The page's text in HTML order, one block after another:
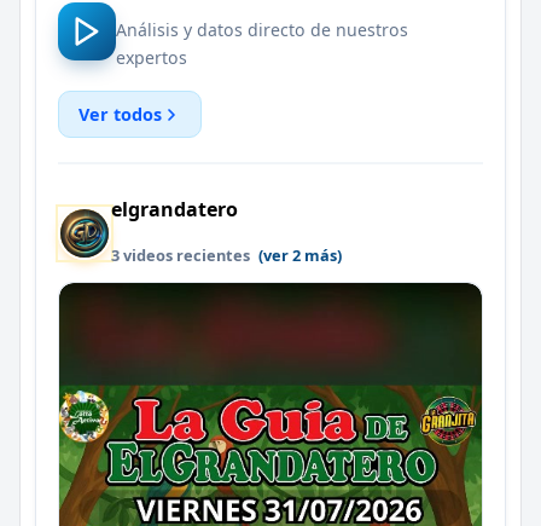
Análisis y datos directo de nuestros
expertos
Ver todos
elgrandatero
3 videos recientes (ver 2 más)